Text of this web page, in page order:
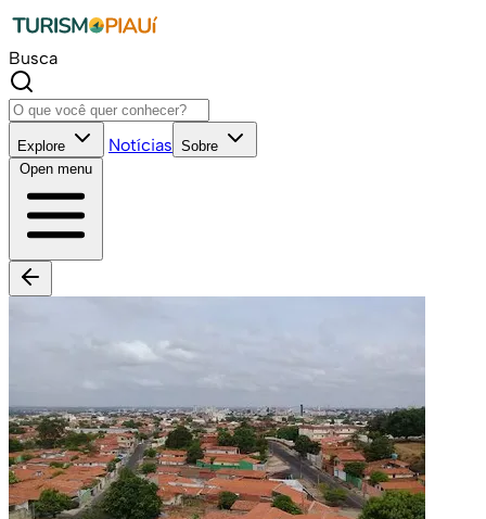
Busca
Explore Notícias Sobre
Open menu